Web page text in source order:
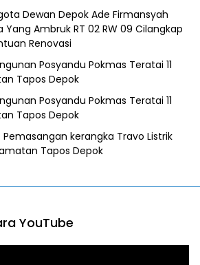
Dewan Depok Ade Firmansyah
Yang Ambruk RT 02 RW 09 Cilangkap
Renovasi
Posyandu Pokmas Teratai 11
Tapos Depok
Posyandu Pokmas Teratai 11
Tapos Depok
Pemasangan kerangka Travo Listrik
Tapos Depok
YouTube